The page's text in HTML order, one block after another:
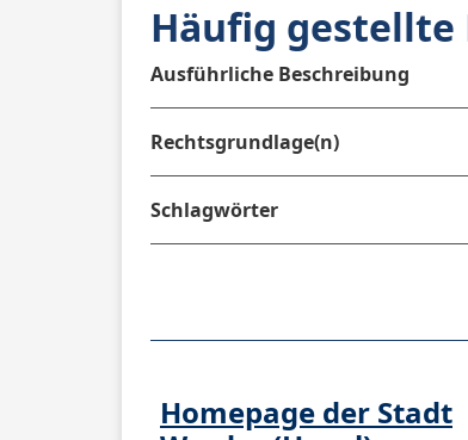
Häufig gestellte
Ausführliche Beschreibung
Rechtsgrundlage(n)
Schlagwörter
Homepage der Stadt